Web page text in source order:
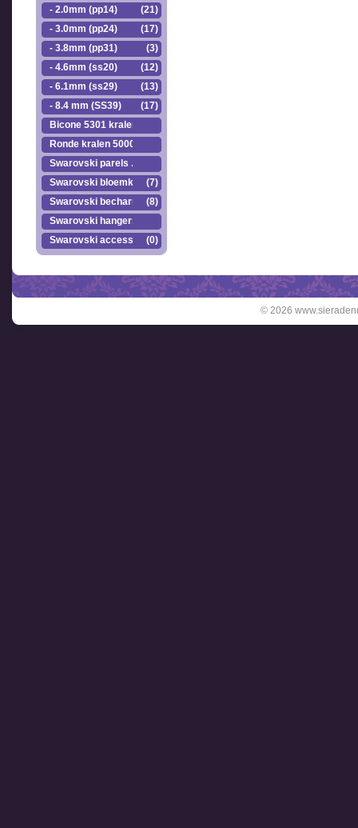
- 2.0mm (pp14)
(21)
- 3.0mm (pp24)
(17)
- 3.8mm (pp31)
(3)
- 4.6mm (ss20)
(12)
- 6.1mm (ss29)
(13)
- 8.4 mm (SS39)
(17)
Bicone 5301 kralen.
Ronde kralen 5000
Swarovski parels ..
Swarovski bloemkr..
(7)
Swarovski becharmed(8)
Swarovski hangers
Swarovski accesso..
(0)
© 2026